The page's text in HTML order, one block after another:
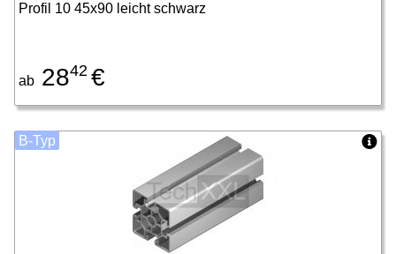
Profil 10 45x90 leicht schwarz
ab 2842 €
B-Typ